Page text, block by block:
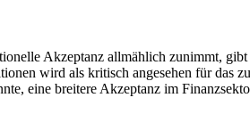
Akzeptanz allmählich zunimmt, gibt
wird als kritisch angesehen für das
eine breitere Akzeptanz im